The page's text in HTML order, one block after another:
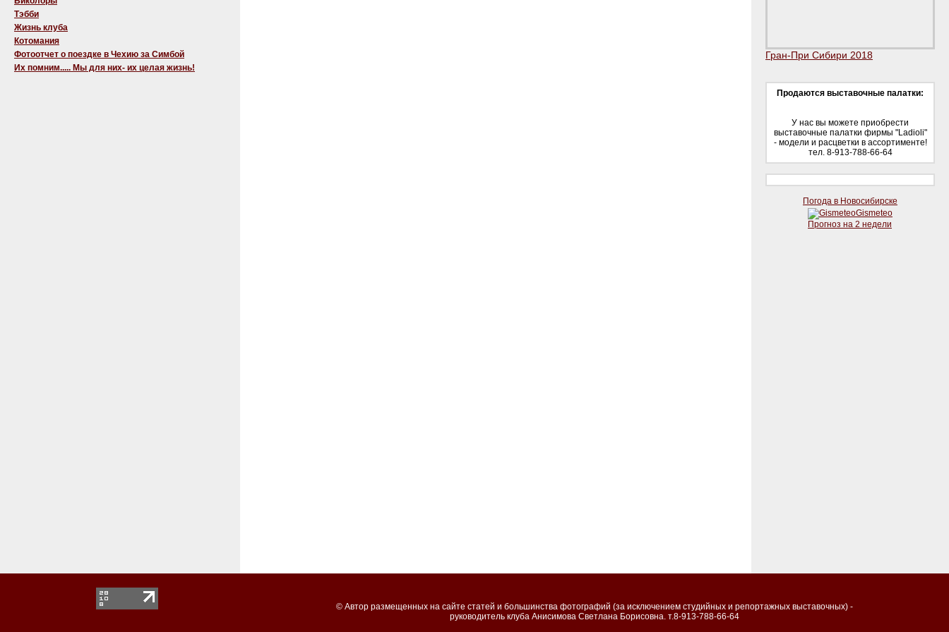
Тэбби
Жизнь клуба
Котомания
Фотоотчет о поездке в Чехию за Симбой
Их помним..... Мы для них- их целая жизнь!
Гран-При Сибири 2018
Продаются выставочные палатки:
У нас вы можете приобрести
выставочные палатки фирмы "Ladioli"
- модели и расцветки в ассортименте!
тел. 8-913-788-66-64
Погода в Новосибирске
Gismeteo
Прогноз на 2 недели
© Автор размещeнных на сайте cтатей и большинства фотографий (за исключением студийных и репортажных выставочных) -
руководитель клуба Анисимова Светлана Борисовна. т.8-913-788-66-64